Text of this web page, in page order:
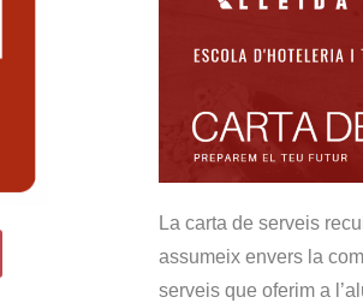
La carta de serveis
assumeix envers la
serveis que oferim a